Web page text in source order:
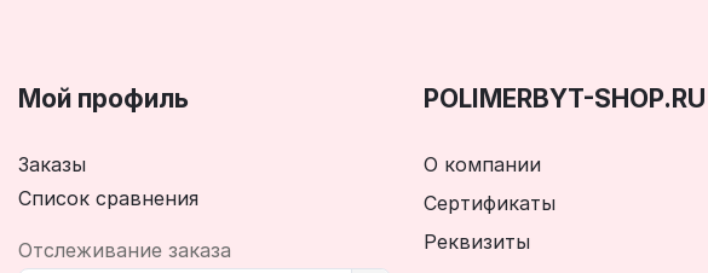
Мой профиль
Заказы
Список сравнения
Отслеживание заказа
POLIMERBYT-SHOP.RU
О компании
Сертификаты
Реквизиты